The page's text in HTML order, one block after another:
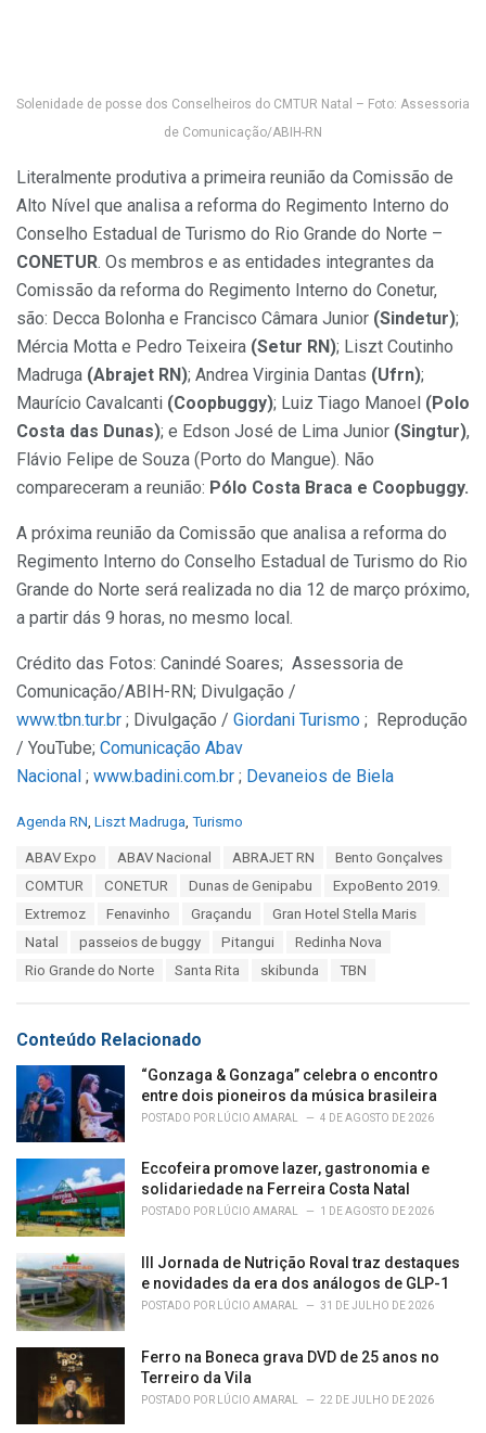
Solenidade de posse dos Conselheiros do CMTUR Natal – Foto: Assessoria
de Comunicação/ABIH-RN
Literalmente produtiva a primeira reunião da Comissão de
Alto Nível que analisa a reforma do Regimento Interno do
Conselho Estadual de Turismo do Rio Grande do Norte –
CONETUR. Os membros e as entidades integrantes da
Comissão da reforma do Regimento Interno do Conetur,
são: Decca Bolonha e Francisco Câmara Junior (Sindetur);
Mércia Motta e Pedro Teixeira (Setur RN); Liszt Coutinho
Madruga (Abrajet RN); Andrea Virginia Dantas (Ufrn);
Maurício Cavalcanti (Coopbuggy); Luiz Tiago Manoel (Polo
Costa das Dunas); e Edson José de Lima Junior (Singtur),
Flávio Felipe de Souza (Porto do Mangue). Não
compareceram a reunião: Pólo Costa Braca e Coopbuggy.
A próxima reunião da Comissão que analisa a reforma do
Regimento Interno do Conselho Estadual de Turismo do Rio
Grande do Norte será realizada no dia 12 de março próximo,
a partir dás 9 horas, no mesmo local.
Crédito das Fotos: Canindé Soares; Assessoria de
Comunicação/ABIH-RN; Divulgação /
www.tbn.tur.br ; Divulgação / Giordani Turismo ; Reprodução
/ YouTube; Comunicação Abav
Nacional ; www.badini.com.br ; Devaneios de Biela
C
Agenda RN, Liszt Madruga, Turismo
ABAV Expo ABAV Nacional ABRAJET RN
Bento Gonçalves
COMTUR
CONETUR Dunas de Genipabu
ExpoBento 2019.
Extremoz
Fenavinho Graçandu
Gran Hotel Stella Maris
Natal
passeios de buggy Pitangui
Redinha Nova
Rio Grande do Norte
Santa Rita skibunda TBN
Conteúdo Relacionado
“Gonzaga & Gonzaga” celebra o encontro
entre dois pioneiros da música brasileira
POSTADO POR LÚCIO AMARAL 4 DE AGOSTO DE 2026
Eccofeira promove lazer, gastronomia e
solidariedade na Ferreira Costa Natal
POSTADO POR LÚCIO AMARAL 1 DE AGOSTO DE 2026
III Jornada de Nutrição Roval traz destaques
e novidades da era dos análogos de GLP-1
POSTADO POR LÚCIO AMARAL 31 DE JULHO DE 2026
Ferro na Boneca grava DVD de 25 anos no
Terreiro da Vila
POSTADO POR LÚCIO AMARAL 22 DE JULHO DE 2026